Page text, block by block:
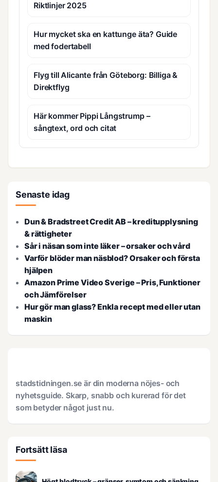
Riktlinjer 2025
Hur mycket ska en kattunge äta? Guide
med fodertabell
Flyg till Alicante från Göteborg: Billiga &
Direktflyg
Här kommer Pippi Långstrump –
sångtext, ord och citat
Senaste idag
Dun & Bradstreet Credit AB – kreditupplysning
& rättigheter
Sår i näsan som inte läker – orsaker och vård
Varför blöder man näsblod? Orsaker och första
hjälpen
Amazon Prime Video Sverige – Pris, Funktioner
och Jämförelser
Hur gör man glass? Enkla recept med eller utan
maskin
stadstidningen.se är din moderna nöjes- och
nyhetsguide. Skarp, snabb och kurerad för det
som betyder något just nu.
Fortsätt läsa